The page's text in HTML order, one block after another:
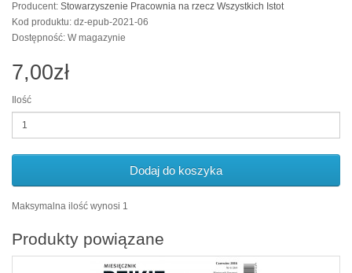
Producent: Stowarzyszenie Pracownia na rzecz Wszystkich Istot
Kod produktu: dz-epub-2021-06
Dostępność: W magazynie
7,00zł
Ilość
Dodaj do koszyka
Maksymalna ilość wynosi 1
Produkty powiązane